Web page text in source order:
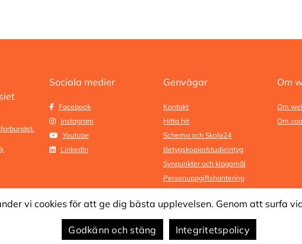
Sociala medier
Facebook
Instagram
Youtube
LinkedIn
Genvägar
Kontakt
Hitta hit
Schema och Skola24
Betygskopior/studieintyg
Synpunkter och klagomål
Personuppgiftshantering
Om
Om
Om
vi cookies för att ge dig bästa upplevelsen. Genom att surfa
Godkänn och stäng Integritetspolicy